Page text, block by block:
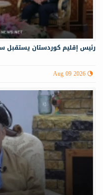
رئيس إقليم كوردستان يستقبل
Aug 09 2026